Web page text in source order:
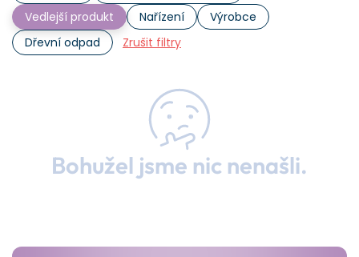
Vedlejší produkt
Nařízení
Výrobce
Dřevní odpad
Zrušit filtry
Bohužel jsme nic nenašli.